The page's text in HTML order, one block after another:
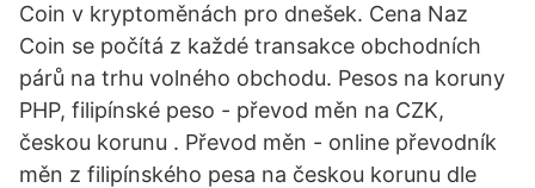
Coin v kryptoměnách pro dnešek. Cena Naz
Coin se počítá z každé transakce obchodních
párů na trhu volného obchodu. Pesos na koruny
PHP, filipínské peso - převod měn na CZK,
českou korunu . Převod měn - online převodník
měn z filipínského pesa na českou korunu dle